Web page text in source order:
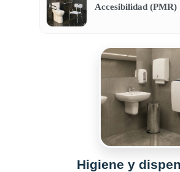
Accesibilidad (PMR)
Higiene y